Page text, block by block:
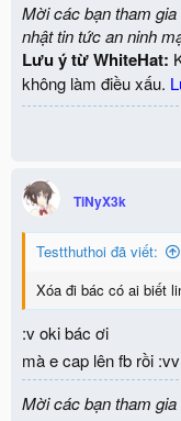
Mời các bạn tham gia
nhật tin tức an ninh
Lưu ý từ WhiteHat:
không làm điều xấu.
TiNyX3k
Testthuthoi đã viết:
Xóa đi bác có ai biết
:v oki bác ơi
mà e cap lên fb rồi :vv
Mời các bạn tham gia